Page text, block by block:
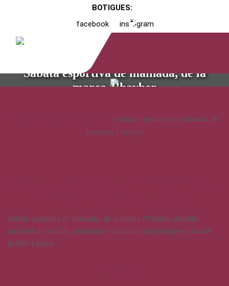
BOTIGUES:
facebook
instagram
Sabata esportiva de mainada, de la
marca J’hayber
/ / /
/ Sabata esportiva de mainada, de
la marca J’hayber
Sabata esportiva de mainada, de la marca J’hayber, plantilla
anatòmica extraible, adaptable a plantilles ortopèdiques, sola de
politilè i goma